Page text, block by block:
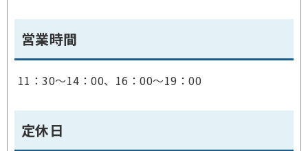
営業時間
11：30～14：00、16：00～19：00
定休日